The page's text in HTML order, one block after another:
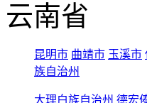
云南省
昆明市 曲靖市 玉溪市
族自治州
大理白族自治州 德宏